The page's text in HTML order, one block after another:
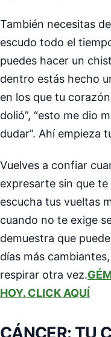
También necesitas
escudo todo el
puedes hacer un
dentro estás hecho
en los que tu
dolió”, “esto me dio
dudar”. Ahí empieza
Vuelves a confiar
expresarte sin que
escucha tus vueltas
cuando no te exige
demuestra que
días más
respirar otra vez.
HOY. CLICK AQUÍ
CÁNCER: TU